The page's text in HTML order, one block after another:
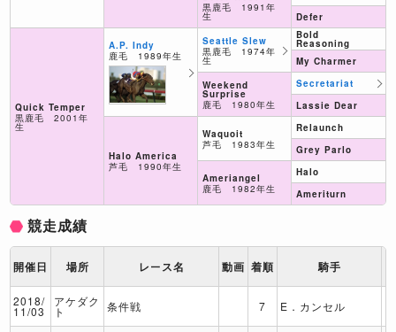
Quick Temper
黒鹿毛 2001年
生
A.P. Indy
鹿毛 1989年生
Halo America
芦毛 1990年生
黒鹿毛 1991年
生
Seattle Slew
黒鹿毛 1974年
生
Weekend
Surprise
鹿毛 1980年生
Waquoit
芦毛 1983年生
Ameriangel
鹿毛 1982年生
Defer
Bold
Reasoning
My Charmer
Secretariat
Lassie Dear
Relaunch
Grey Parlo
Halo
Ameriturn
競走成績
開催日 場所 レース名 動画 着順 騎手
2018/
11/03
アケダク
ト 条件戦 7 E．カンセル